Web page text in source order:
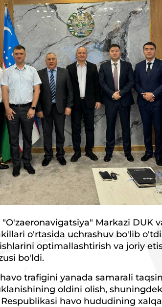
Markazi DUK
o'rtasida uchrashuv bo'lib
optimallashtirish va joriy
bo'ldi.
trafigini yanada samarali
oldini olish,
havo hududining